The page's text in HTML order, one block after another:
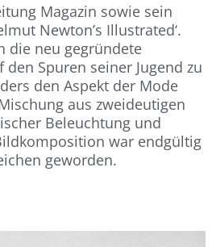
Magazin sowie sein
Newtonʼs Illustrated‘.
die neu gegründete
den Spuren seiner Jugend zu
den Aspekt der Mode
aus zweideutigen
Beleuchtung und
war endgültig
geworden.